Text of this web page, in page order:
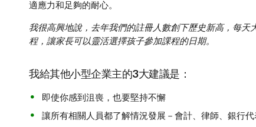
適應力和足夠的耐心。
我很高興地說，去年我們的註冊人數創下歷史新高，每
程，讓家長可以靈活選擇孩子參加課程的日期。
我給其他小型企業主的3大建議是：
即使你感到沮喪，也要堅持不懈
讓所有相關人員都了解情況發展－會計、律師、銀行代